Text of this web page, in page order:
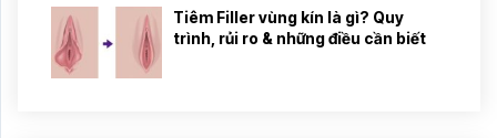
Tiêm Filler vùng kín là gì? Quy
trình, rủi ro & những điều cần biết